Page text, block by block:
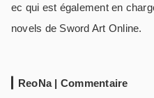
ec qui est également en
novels de Sword Art Online.
ReoNa | Commentaire